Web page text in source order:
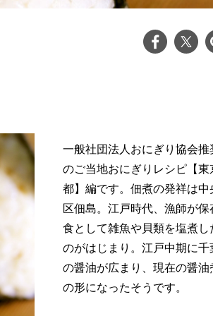
一般社団法人おにぎり協会推
のご当地おにぎりレシピ【東
都】編です。佃煮の発祥は中
区佃島。江戸時代、漁師が保
食として雑魚や貝類を塩煮し
のがはじまり。江戸中期に千
の醤油が広まり、現在の醤油
の形になったそうです。